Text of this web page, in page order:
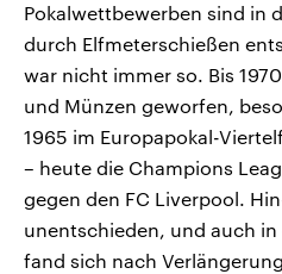
Pokalwettbewerben sind in
durch Elfmeterschießen
war nicht immer so. Bis
und Münzen geworfen,
1965 im Europapokal-
– heute die Champions
gegen den FC Liverpool.
unentschieden, und auch
fand sich nach